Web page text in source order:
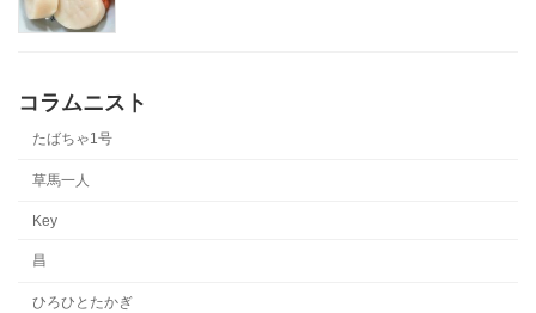
コラムニスト
たばちゃ1号
草馬一人
Key
昌
ひろひとたかぎ